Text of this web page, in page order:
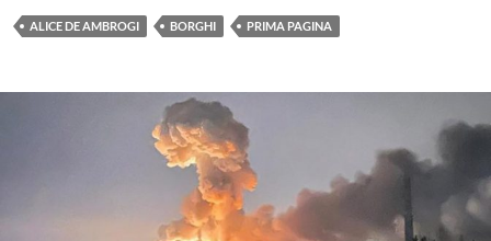
ALICE DE AMBROGI BORGHI PRIMA PAGINA